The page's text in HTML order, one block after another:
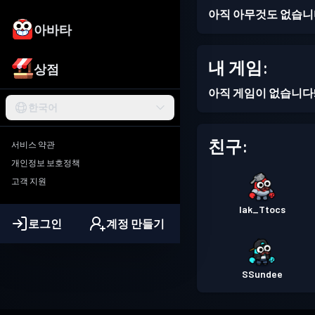
아바타
상점
한국어
서비스 약관
개인정보 보호정책
고객 지원
로그인 계정 만들기
아직 아무것도 없습
내 게임:
아직 게임이 없습니
친구:
Iak_Ttocs
SSundee